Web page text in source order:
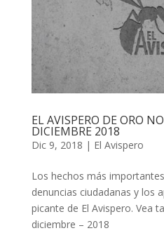
EL AVISPERO DE ORO
DICIEMBRE 2018
Dic 9, 2018 | El Avispero
Los hechos más
denuncias ciudadanas y los
picante de El Avispero. Vea
diciembre – 2018